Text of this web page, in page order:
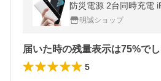
防災電源 2台同時充電
iPad Android各機種対
み【PL保険加入済み製
明誠ショップ
届いた時の残量表示は75%で
5